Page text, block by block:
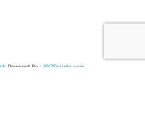
Powered By : XYZScripts.com